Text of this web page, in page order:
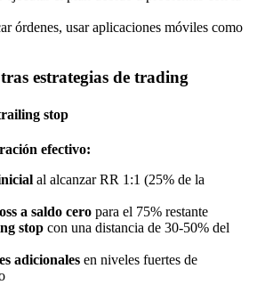
órdenes, usar aplicaciones móviles como
estrategias de trading
stop
efectivo:
al alcanzar RR 1:1 (25% de la
a saldo cero para el 75% restante
stop con una distancia de 30-50% del
adicionales en niveles fuertes de